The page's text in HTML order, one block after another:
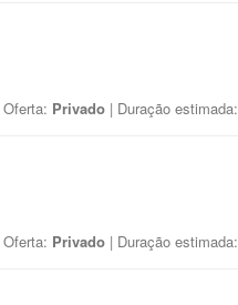
Oferta: Privado | Duração estimada:
Oferta: Privado | Duração estimada: